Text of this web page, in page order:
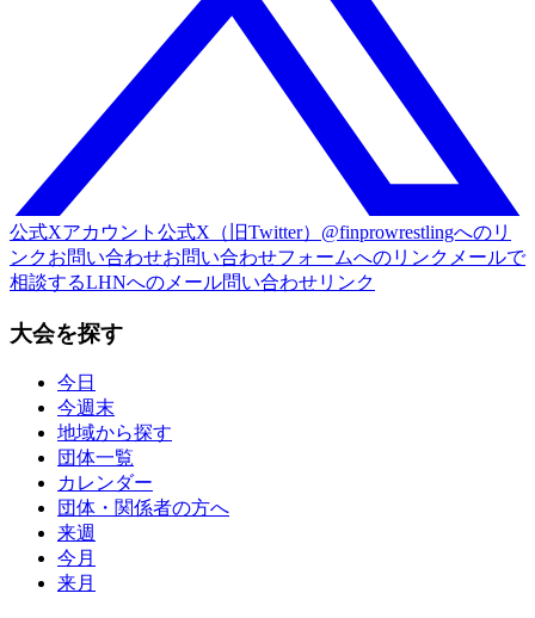
公式Xアカウント 公式X（旧Twitter）@finprowrestlingへのリ
ンクお問い合わせお問い合わせフォームへのリンク メールで
相談するLHNへのメール問い合わせリンク
大会を探す
今日
今週末
地域から探す
団体一覧
カレンダー
団体・関係者の方へ
来週
今月
来月